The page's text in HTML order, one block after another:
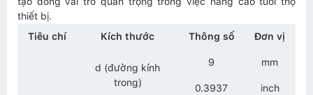
thiết bị.
Tiêu chí
Kích thước Thông số Đơn vị
d (đường kính
trong)
9 mm
0.3937 inch